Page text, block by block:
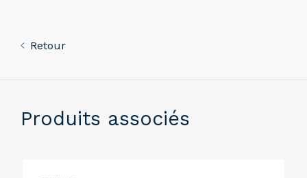
Retour
Produits associés